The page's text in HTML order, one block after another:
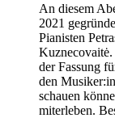
An diesem
2021
Pianisten
der Fassung
den
schauen
miterleben.